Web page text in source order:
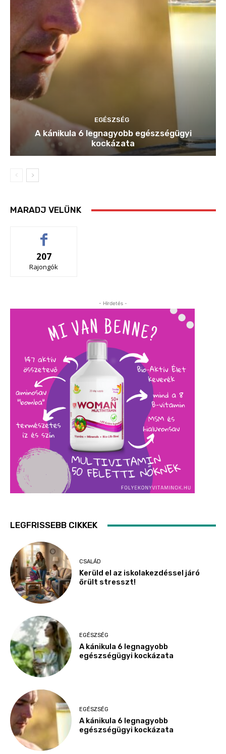
EGÉSZSÉG
A kánikula 6 legnagyobb egészségügyi
kockázata
MARADJ VELÜNK
207
Rajongók
- Hirdetés -
LEGFRISSEBB CIKKEK
CSALÁD
Kerüld el az iskolakezdéssel járó
őrült stresszt!
EGÉSZSÉG
A kánikula 6 legnagyobb
egészségügyi kockázata
EGÉSZSÉG
A kánikula 6 legnagyobb
egészségügyi kockázata